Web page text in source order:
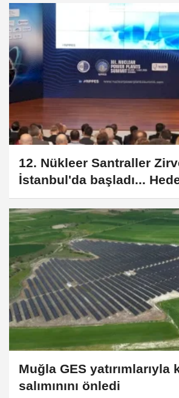
12. Nükleer Santraller
İstanbul'da başladı...
kadar 20 GW nükleer güç
Muğla GES yatırımlarıyla
salımınını önledi